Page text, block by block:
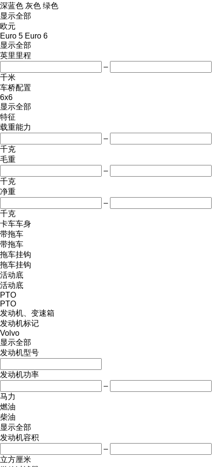
深蓝色 灰色 绿色
显示全部
欧元
Euro 5 Euro 6
显示全部
英里里程
–
千米
车桥配置
6x6
显示全部
特征
载重能力
–
千克
毛重
–
千克
净重
–
千克
卡车车身
带拖车
带拖车
拖车挂钩
拖车挂钩
活动底
活动底
PTO
PTO
发动机、变速箱
发动机标记
Volvo
显示全部
发动机型号
发动机功率
–
马力
燃油
柴油
显示全部
发动机容积
–
立方厘米